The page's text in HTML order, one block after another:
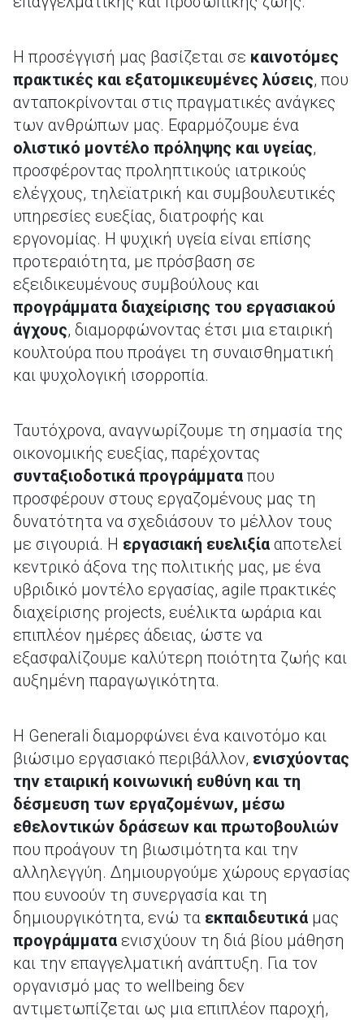
Η προσέγγισή μας βασίζεται σε καινοτόμες
πρακτικές και εξατομικευμένες λύσεις, που
ανταποκρίνονται στις πραγματικές ανάγκες
των ανθρώπων μας. Εφαρμόζουμε ένα
ολιστικό μοντέλο πρόληψης και υγείας,
προσφέροντας προληπτικούς ιατρικούς
ελέγχους, τηλεϊατρική και συμβουλευτικές
υπηρεσίες ευεξίας, διατροφής και
εργονομίας. Η ψυχική υγεία είναι επίσης
προτεραιότητα, με πρόσβαση σε
εξειδικευμένους συμβούλους και
προγράμματα διαχείρισης του εργασιακού
άγχους, διαμορφώνοντας έτσι μια εταιρική
κουλτούρα που προάγει τη συναισθηματική
και ψυχολογική ισορροπία.
Ταυτόχρονα, αναγνωρίζουμε τη σημασία της
οικονομικής ευεξίας, παρέχοντας
συνταξιοδοτικά προγράμματα που
προσφέρουν στους εργαζομένους μας τη
δυνατότητα να σχεδιάσουν το μέλλον τους
με σιγουριά. Η εργασιακή ευελιξία αποτελεί
κεντρικό άξονα της πολιτικής μας, με ένα
υβριδικό μοντέλο εργασίας, agile πρακτικές
διαχείρισης projects, ευέλικτα ωράρια και
επιπλέον ημέρες άδειας, ώστε να
εξασφαλίζουμε καλύτερη ποιότητα ζωής και
αυξημένη παραγωγικότητα.
Η Generali διαμορφώνει ένα καινοτόμο και
βιώσιμο εργασιακό περιβάλλον, ενισχύοντας
την εταιρική κοινωνική ευθύνη και τη
δέσμευση των εργαζομένων, μέσω
εθελοντικών δράσεων και πρωτοβουλιών
που προάγουν τη βιωσιμότητα και την
αλληλεγγύη. Δημιουργούμε χώρους εργασίας
που ευνοούν τη συνεργασία και τη
δημιουργικότητα, ενώ τα εκπαιδευτικά μας
προγράμματα ενισχύουν τη διά βίου μάθηση
και την επαγγελματική ανάπτυξη. Για τον
οργανισμό μας το wellbeing δεν
αντιμετωπίζεται ως μια επιπλέον παροχή,